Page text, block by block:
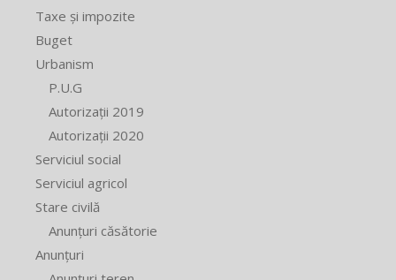
Taxe și impozite
Buget
Urbanism
P.U.G
Autorizații 2019
Autorizații 2020
Serviciul social
Serviciul agricol
Stare civilă
Anunțuri căsătorie
Anunțuri